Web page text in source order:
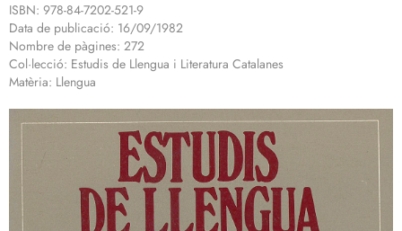
ISBN: 978-84-7202-521-9
Data de publicació: 16/09/1982
Nombre de pàgines: 272
Col·lecció: Estudis de Llengua i Literatura Catalanes
Matèria: Llengua